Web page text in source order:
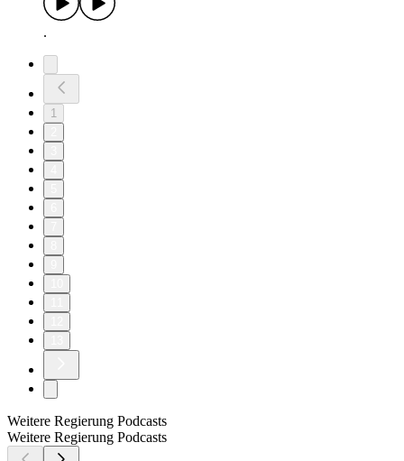
.
1
Weitere Regierung Podcasts
Weitere Regierung Podcasts